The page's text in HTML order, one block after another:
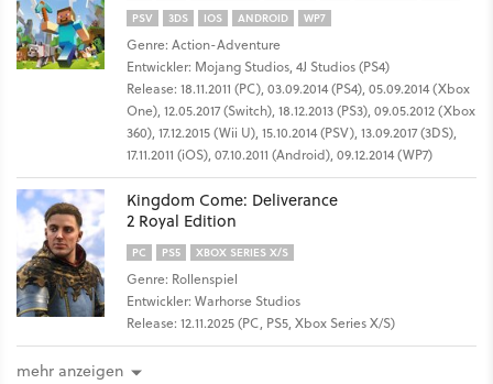
PSV
3DS IOS ANDROID WP7
Genre: Action-Adventure
Entwickler: Mojang Studios, 4J Studios (PS4)
Release: 18.11.2011 (PC), 03.09.2014 (PS4), 05.09.2014 (Xbox
One), 12.05.2017 (Switch), 18.12.2013 (PS3), 09.05.2012 (Xbox
360), 17.12.2015 (Wii U), 15.10.2014 (PSV), 13.09.2017 (3DS),
17.11.2011 (iOS), 07.10.2011 (Android), 09.12.2014 (WP7)
Kingdom Come: Deliverance
2 Royal Edition
PC PS5 XBOX SERIES X/S
Genre: Rollenspiel
Entwickler: Warhorse Studios
Release: 12.11.2025 (PC, PS5, Xbox Series X/S)
mehr anzeigen